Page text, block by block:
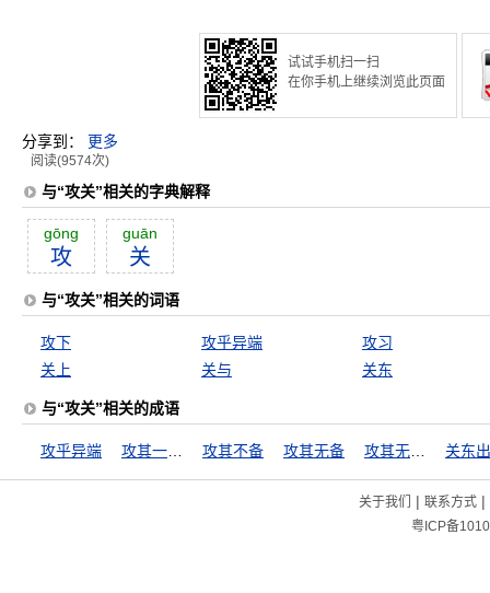
试试手机扫一扫
在你手机上继续浏览此页面
分享到： 更多
阅读(9574次)
与“攻关”相关的字典解释
gōng
攻
guān
关
与“攻关”相关的词语
攻下 攻乎异端
攻习
关上
关与 关东
与“攻关”相关的成语
攻乎异端 攻其不备 攻其无备
关于我们 | 联系方式|
粤ICP备